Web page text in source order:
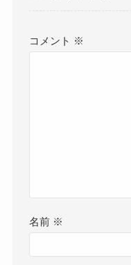
コメント ※
名前 ※